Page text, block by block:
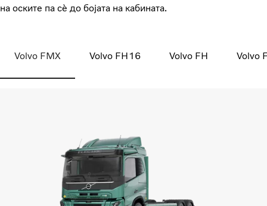
на оските па сè до бојата на кабината.
Volvo FMX Volvo FH16 Volvo FH Volvo